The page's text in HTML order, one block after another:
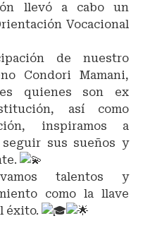
llevó a cabo un
Vocacional
de nuestro
Condori Mamani,
quienes son ex
así como
inspiramos a
sus sueños y
talentos y
como la llave
éxito.